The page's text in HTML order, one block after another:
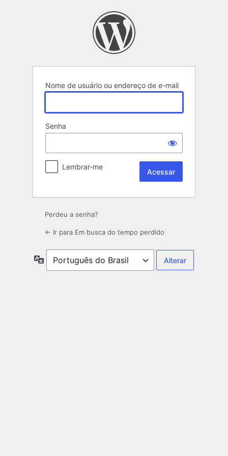
Nome de usuário ou endereço de e-mail
Senha
Lembrar-me
Perdeu a senha?
← Ir para Em busca do tempo perdido
Idioma